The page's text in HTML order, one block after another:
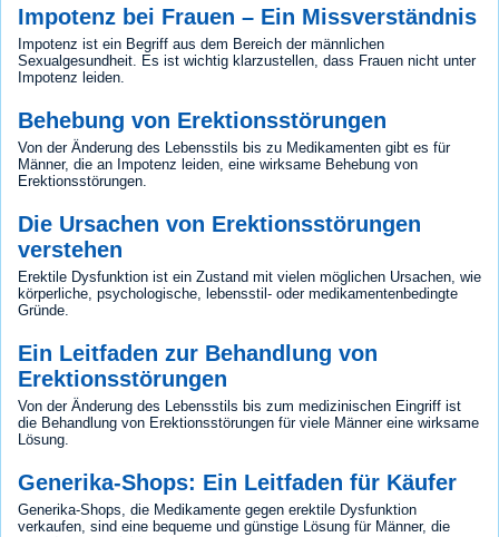
Impotenz bei Frauen – Ein Missverständnis
Impotenz ist ein Begriff aus dem Bereich der männlichen
Sexualgesundheit. Es ist wichtig klarzustellen, dass Frauen nicht unter
Impotenz leiden.
Behebung von Erektionsstörungen
Von der Änderung des Lebensstils bis zu Medikamenten gibt es für
Männer, die an Impotenz leiden, eine wirksame Behebung von
Erektionsstörungen.
Die Ursachen von Erektionsstörungen
verstehen
Erektile Dysfunktion ist ein Zustand mit vielen möglichen Ursachen, wie
körperliche, psychologische, lebensstil- oder medikamentenbedingte
Gründe.
Ein Leitfaden zur Behandlung von
Erektionsstörungen
Von der Änderung des Lebensstils bis zum medizinischen Eingriff ist
die Behandlung von Erektionsstörungen für viele Männer eine wirksame
Lösung.
Generika-Shops: Ein Leitfaden für Käufer
Generika-Shops, die Medikamente gegen erektile Dysfunktion
verkaufen, sind eine bequeme und günstige Lösung für Männer, die